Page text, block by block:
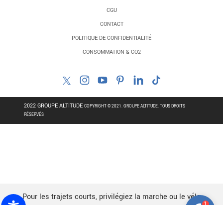
CGU
CONTACT
POLITIQUE DE CONFIDENTIALITÉ
CONSOMMATION & CO2
2022 GROUPE ALTITUDE COPYRIGHT © 2021. GROUPE ALTITUDE. TOUS DROITS
RÉSERVÉS
Pour les trajets courts, privilégiez la marche ou le vélo